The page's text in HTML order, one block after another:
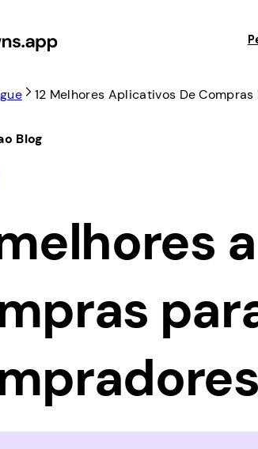
12 Melhores Aplicativos De
Blog